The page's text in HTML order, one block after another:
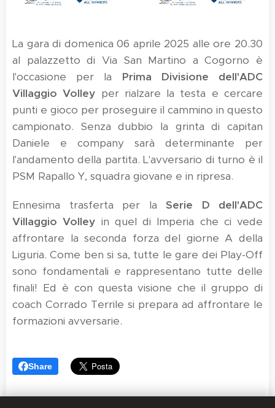
La gara di domenica 06 aprile 2025 alle ore 20.30
al palazzetto di Via San Martino a Cogorno è
l'occasione per la Prima Divisione dell'ADC
Villaggio Volley per rialzare la testa e cercare
punti e gioco per proseguire il cammino in questo
campionato. Senza dubbio la grinta di capitan
Daniele e company sarà determinante per
l'andamento della partita. L'avversario di turno è il
PSM Rapallo Y, squadra giovane e in ripresa.
Ennesima trasferta per la Serie D dell'ADC
Villaggio Volley in quel di Imperia che ci vede
affrontare la seconda forza del giorne A della
Liguria. Come ben si sa, tutte le gare dei Play-Off
sono fondamentali e rappresentano tutte delle
finali! Ed è con questa visione che il gruppo di
coach Corrado Terrile si prepara ad affrontare le
formazioni avversarie.
Share